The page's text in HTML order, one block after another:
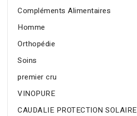
Compléments Alimentaires
Homme
Orthopédie
Soins
premier cru
VINOPURE
CAUDALIE PROTECTION SOLAIRE